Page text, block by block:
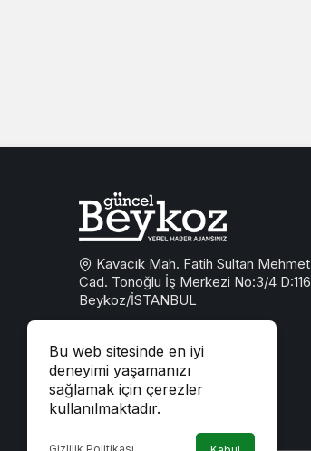
Bu web sitesinde en iyi
deneyimi yaşamanızı
sağlamak için çerezler
kullanılmaktadır.
Kavacık Mah. Fatih Sultan Mehmet
Cad. Tonoğlu İş Merkezi No:3/4 D:116
Beykoz/İSTANBUL
beykozguncel@gmail.com
iletisim@beykozguncel.com